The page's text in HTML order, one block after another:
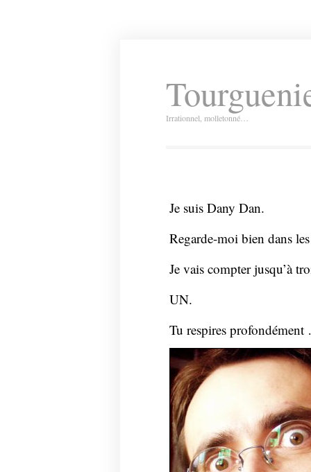
Irrationnel, molletonné…
Je suis Dany Dan.
Regarde-moi bien dans
Je vais compter jusqu’à
UN.
Tu respires